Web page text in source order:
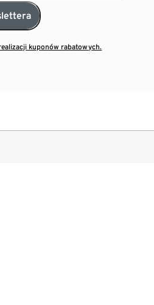
kuponów rabatowych.